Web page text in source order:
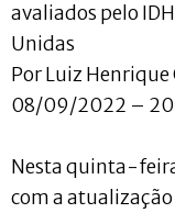
avaliados pelo
Unidas
Por Luiz Henrique
08/09/2022 –
Nesta quinta-
com a